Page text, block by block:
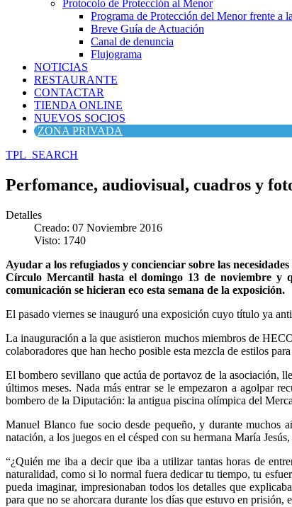
Protocolo de Protección al Menor
Programa de Protección del Menor frente
Breve Guía de Actuación
Canal de denuncia
Flujograma
NOTICIAS
RESTAURANTE
CONTACTAR
TIENDA ONLINE
NUEVOS SOCIOS
ZONA PRIVADA
TPL_SEARCH
Perfomance, audiovisual, cuadros y
Detalles
Creado: 07 Noviembre 2016
Visto: 1740
Ayudar a los refugiados y concienciar sobre las
Círculo Mercantil hasta el domingo 13 de noviembre y
comunicación se hicieran eco esta semana de la exposición.
El pasado viernes se inauguró una exposición cuyo título ya
La inauguración a la que asistieron muchos miembros de
colaboradores que han hecho posible esta mezcla de estilos
El bombero sevillano que actúa de portavoz de la asociación,
últimos meses. Nada más entrar se le empezaron a agolpar
bombero de la Diputación: la antigua piscina olímpica del
Manuel Blanco fue socio desde pequeño, y durante muchos
natación, a los juegos en el césped con su hermana María
“¿Quién me iba a decir que iba a utilizar tantas horas de
naturalidad, como si lo normal fuera dedicar tu tiempo, tu
pueda imaginar, impresionaban todos los detalles que
para que no se ahorcara durante los días que estuvo en prisión,